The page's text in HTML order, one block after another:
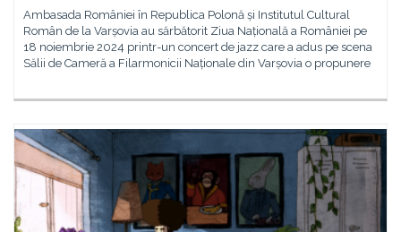
Ambasada României în Republica Polonă și Institutul Cultural
Român de la Varșovia au sărbătorit Ziua Națională a României pe
18 noiembrie 2024 printr-un concert de jazz care a adus pe scena
Sălii de Cameră a Filarmonicii Naționale din Varșovia o propunere